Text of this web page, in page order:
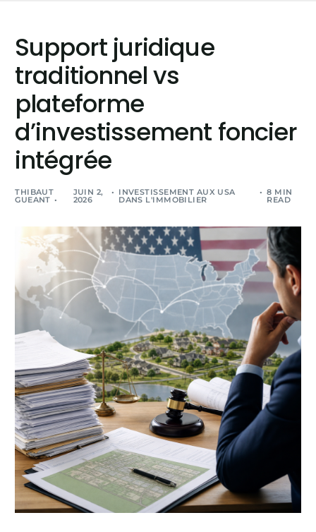
Support juridique
traditionnel vs
plateforme
d’investissement foncier
intégrée
THIBAUT
GUEANT
JUIN 2,
2026
INVESTISSEMENT AUX USA
DANS L'IMMOBILIER
8 MIN
READ